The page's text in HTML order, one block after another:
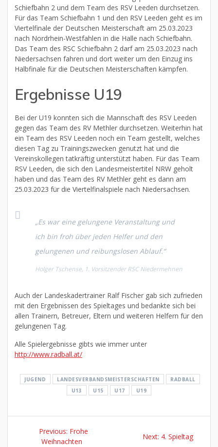
Schiefbahn 2 und dem Team des RSV Leeden durchsetzen.
Für das Team Schiefbahn 1 und den RSV Leeden geht es im
Viertelfinale der Deutschen Meisterschaft am 25.03.2023
nach Nordrhein-Westfahlen in die Halle nach Schiefbahn.
Das Team des RSC Schiefbahn 2 darf am 25.03.2023 nach
Niedersachsen fahren und dort weiter um den Einzug ins
Halbfinale für die Deutschen Meisterschaften kämpfen.
Ergebnisse U19
Bei der U19 konnten sich die Mannschaft des RSV Leeden
gegen das Team des RV Methler durchsetzen. Weiterhin hat
ein Team des RSV Leeden noch ein Team gestellt, welches
diesen Tag zu Trainingszwecken genutzt hat und die
Vereinskollegen tatkräftig unterstützt haben. Für das Team
RSV Leeden, die sich den Landesmeistertitel NRW geholt
haben und das Team des RV Methler geht es dann am
25.03.2023 für die Viertelfinalspiele nach Niedersachsen.
„Es war eine gelungene Veranstaltung und
ich bin froh über jeden Helfer und den
gelungenen und reibungslosen Ablauf.“
Holger Tschense, 1. Vorsitzender RSC Niedermehnen
Auch der Landeskadertrainer Ralf Fischer gab sich zufrieden
mit den Ergebnissen des Spieltages und bedankte sich bei
allen Trainern, Betreuer, Eltern und weiteren Helfern für den
gelungenen Tag.
Alle Spielergebnisse gibts wie immer unter
http://www.radball.at/
JUGEND LANDESVERBANDSMEISTERSCHAFTEN
RADBALL
U13
U15 U17 U19
Beitragsnavigation
Previous: Previous
post:
Frohe
Weihnachten
Next: Next
4. Spieltag